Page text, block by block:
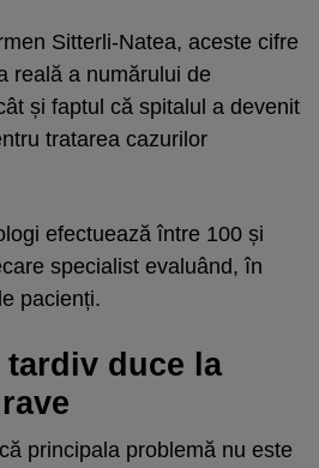
Sitterli-Natea, aceste cifre
reală a numărului de
și faptul că spitalul a devenit
tratarea cazurilor
efectuează între 100 și
specialist evaluând, în
pacienți.
duce la
principala problemă nu este